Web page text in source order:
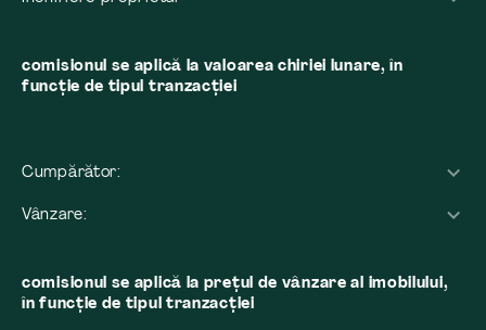
comisionul se aplică la valoarea chiriei lunare, în
funcție de tipul tranzacției
Cumpărător:
Vânzare:
comisionul se aplică la preţul de vânzare al imobilului,
în funcţie de tipul tranzacţiei